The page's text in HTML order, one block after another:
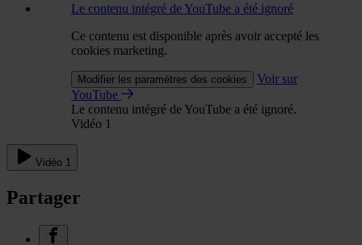
Le contenu intégré de YouTube a été ignoré
Ce contenu est disponible après avoir accepté les
cookies marketing.
Modifier les paramètres des cookies
Voir sur
YouTube
Le contenu intégré de YouTube a été ignoré.
Vidéo 1
Vidéo 1
Partager